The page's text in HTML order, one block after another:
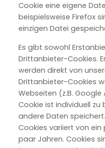
Cookie eine eigene
beispielsweise Firefox
einzigen Datei
Es gibt sowohl
Drittanbieter-Cookies.
werden direkt von
Drittanbieter-Cookies
Webseiten (z.B.
Cookie ist individuell zu
andere Daten
Cookies variiert von ein
paar Jahren. Cookies